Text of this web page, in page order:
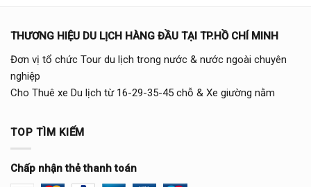
THƯƠNG HIỆU DU LỊCH HÀNG ĐẦU TẠI TP.HỒ CHÍ MINH
Đơn vị tổ chức Tour du lịch trong nước & nước ngoài chuyên
nghiệp
Cho Thuê xe Du lịch từ 16-29-35-45 chỗ & Xe giường nằm
TOP TÌM KIẾM
Chấp nhận thẻ thanh toán